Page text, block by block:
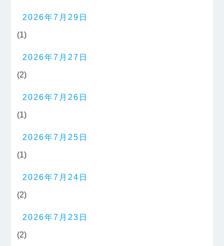
2026年7月29日
(1)
2026年7月27日
(2)
2026年7月26日
(1)
2026年7月25日
(1)
2026年7月24日
(2)
2026年7月23日
(2)